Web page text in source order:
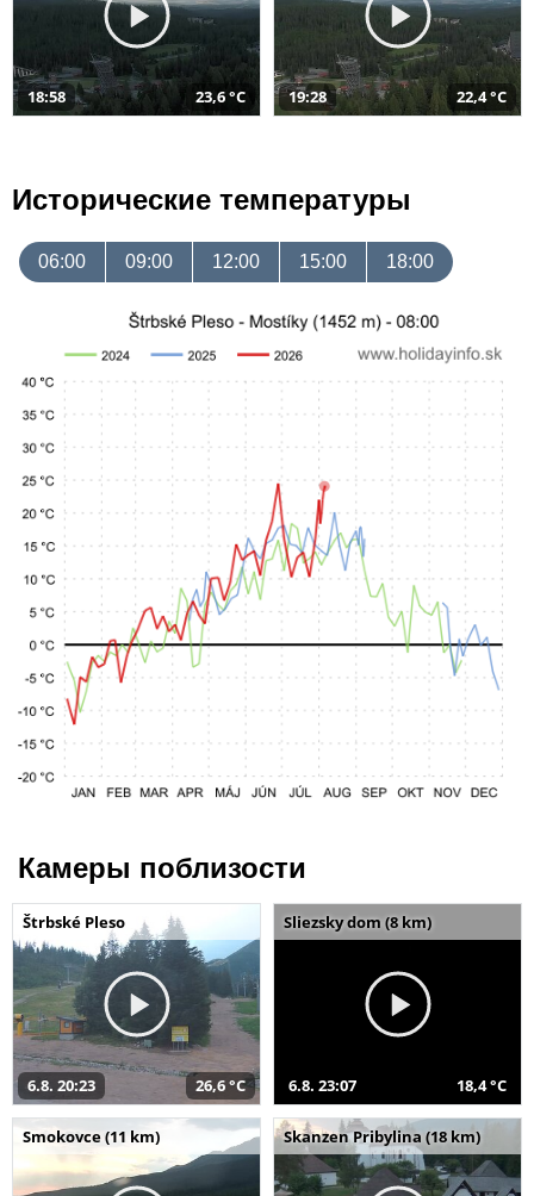
18:58 23,6 °C 19:28 22,4 °C
Исторические температуры
06:00 09:00 12:00 15:00 18:00
Камеры поблизости
Štrbské Pleso
6.8. 20:23 26,6 °C
Sliezsky dom (8 km)
6.8. 23:07 18,4 °C
Smokovce (11 km) Skanzen Pribylina (18 km)